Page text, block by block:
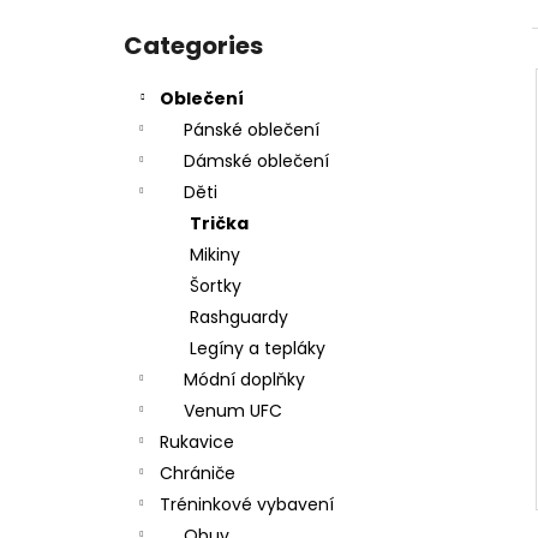
categories
Categories
Oblečení
Pánské oblečení
Dámské oblečení
Děti
Trička
Mikiny
Šortky
Rashguardy
Legíny a tepláky
Módní doplňky
Venum UFC
Rukavice
Chrániče
Tréninkové vybavení
03830-108